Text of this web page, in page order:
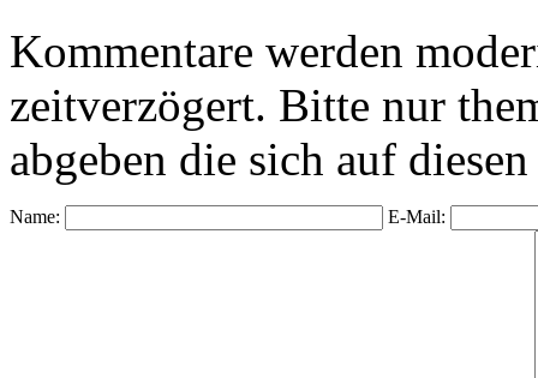
Kommentare werden
zeitverzögert. Bitte nur
abgeben die sich auf
Name: E-Mail: